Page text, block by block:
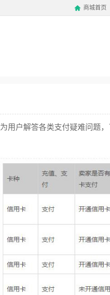
 商城首页
为用户解答各类支付疑难问题，